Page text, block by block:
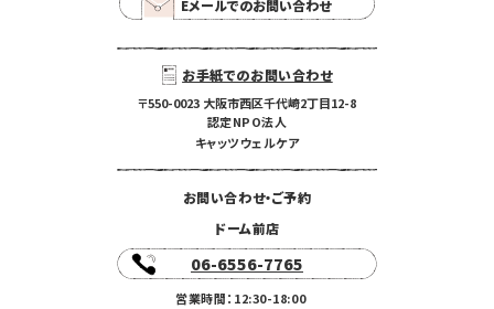
Eメールでのお問い合わせ
お手紙でのお問い合わせ
〒550-0023 大阪市西区千代崎2丁目12-8
認定NPO法人
キャッツウェルケア
お問い合わせ・ご予約
ドーム前店
06-6556-7765
営業時間：12:30-18:00